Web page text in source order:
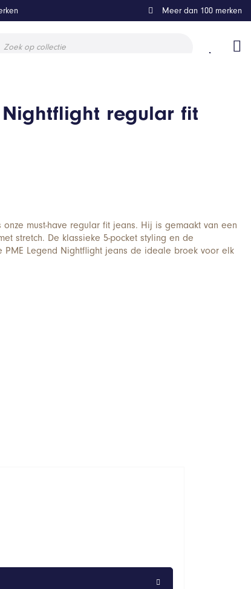
Meer dan 100 merken
Nightflight regular fit
onze must-have regular fit jeans. Hij is gemaakt van een
stretch. De klassieke 5-pocket styling en de
PME Legend Nightflight jeans de ideale broek voor elk